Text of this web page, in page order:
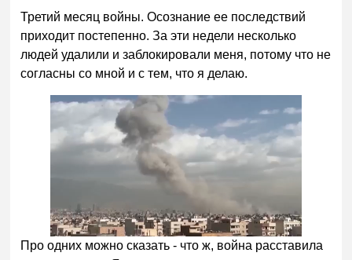
Третий месяц войны. Осознание ее последствий
приходит постепенно. За эти недели несколько
людей удалили и заблокировали меня, потому что не
согласны со мной и с тем, что я делаю.
Про одних можно сказать - что ж, война расставила